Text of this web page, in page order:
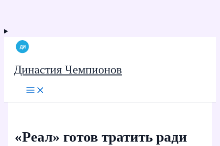
Династия Чемпионов
«Реал» готов тратить ради